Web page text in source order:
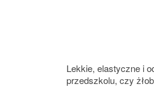
Lekkie, elastyczne i
przedszkolu, czy